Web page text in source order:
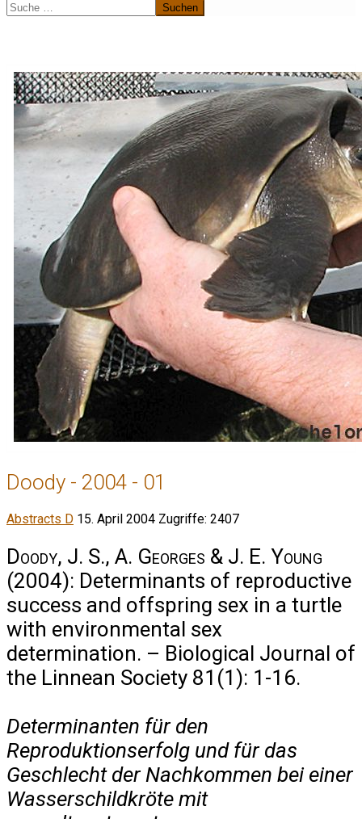
Suchen
Doody - 2004 - 01
Abstracts D 15. April 2004 Zugriffe: 2407
Doody, J. S., A. Georges & J. E. Young
(2004): Determinants of reproductive
success and offspring sex in a turtle
with environmental sex
determination. – Biological Journal of
the Linnean Society 81(1): 1-16.
Determinanten für den
Reproduktionserfolg und für das
Geschlecht der Nachkommen bei einer
Wasserschildkröte mit